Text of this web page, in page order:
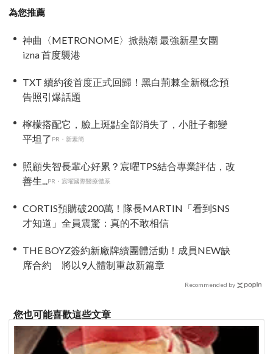
為您推薦
神曲〈METRONOME〉掀熱潮 最強新星女團
izna 首度襲港
TXT 續約後首度正式回歸！黑白荊棘全新概念預
告照引爆話題
檸檬搭配它，臉上斑點全部消失了，小肚子都變
平坦了 PR・新素簡
照顧失智長輩心好累？宸曜TPS結合專業評估，改
善生...PR・宸曜國際醫療體系
CORTIS預購破200萬！隊長MARTIN「看到SNS
才知道」全員震驚：真的不敢相信
THE BOYZ簽約新廠牌續團體活動！成員NEW缺
席合約 將以9人體制重啟新篇章
Recommended by
您也可能喜歡這些文章